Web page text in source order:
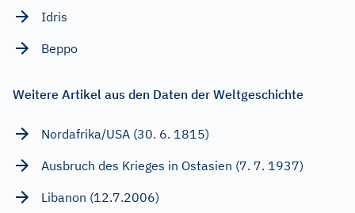
Idris
Beppo
Weitere Artikel aus den Daten der Weltgeschichte
Nordafrika/USA (30. 6. 1815)
Ausbruch des Krieges in Ostasien (7. 7. 1937)
Libanon (12.7.2006)